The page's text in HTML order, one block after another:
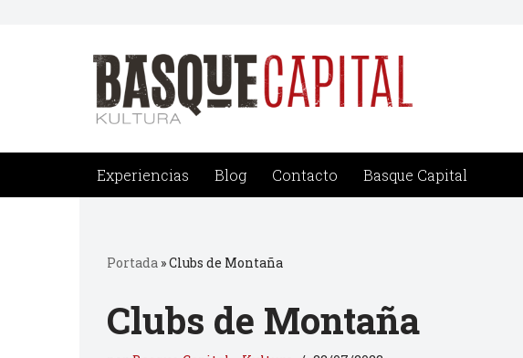
Experiencias Blog Contacto Basque Capital
Portada »Clubs de Montaña
Clubs de Montaña